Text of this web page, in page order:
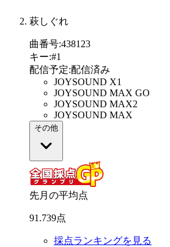
萩しぐれ
曲番号:438123
キー:#1
配信予定:配信済み
JOYSOUND X1
JOYSOUND MAX GO
JOYSOUND MAX2
JOYSOUND MAX
その他
先月の平均点
91 .739点
採点ランキングを見る